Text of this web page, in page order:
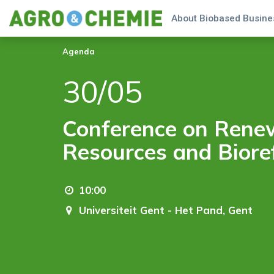
About Biobased
Agenda
30/05
Conference on
Resources and
10:00
Universiteit Gent - Het Pand, Gent